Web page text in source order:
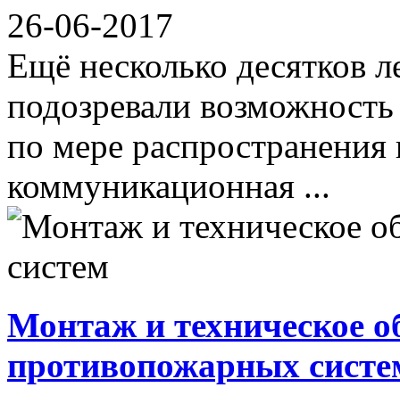
26-06-2017
Ещё несколько десятков
подозревали
по мере распространения
коммуникационная ...
Монтаж и техническое
противопожарных